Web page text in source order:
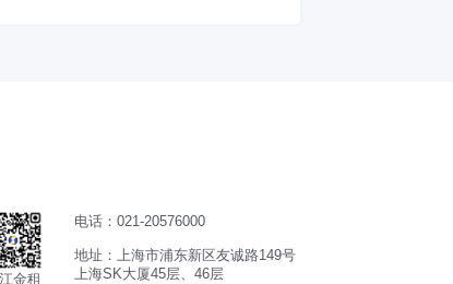
金租
电话：021-20576000
地址：上海市浦东新区友诚路149号
上海SK大厦45层、46层